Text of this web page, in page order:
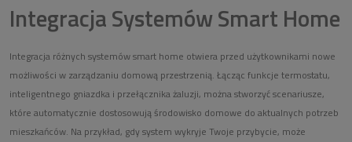
Integracja Systemów Smart Home
Integracja różnych systemów smart home otwiera przed użytkownikami nowe
możliwości w zarządzaniu domową przestrzenią. Łącząc funkcje termostatu,
inteligentnego gniazdka i przełącznika żaluzji, można stworzyć scenariusze,
które automatycznie dostosowują środowisko domowe do aktualnych potrzeb
mieszkańców. Na przykład, gdy system wykryje Twoje przybycie, może